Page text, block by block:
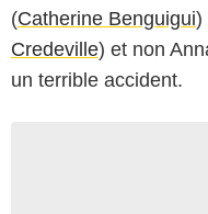
(Catherine Benguigui)
Credeville) et non
un terrible accident.